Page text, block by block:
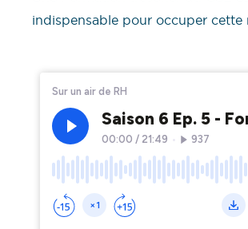
indispensable pour occuper cette